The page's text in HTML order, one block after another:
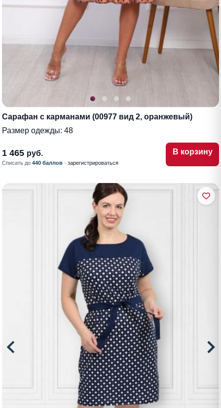
Сарафан с карманами (00977 вид 2, оранжевый)
Размер одежды: 48
1 465 руб.
Списать до 440 баллов · зарегистрироваться
В корзину